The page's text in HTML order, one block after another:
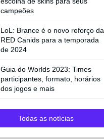
campeões
LoL: Brance é o novo reforço da
RED Canids para a temporada
de 2024
Guia do Worlds 2023: Times
participantes, formato, horários
dos jogos e mais
Todas as notícias